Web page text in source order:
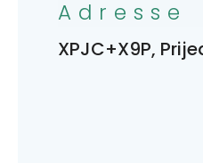
Adresse
XPJC+X9P,